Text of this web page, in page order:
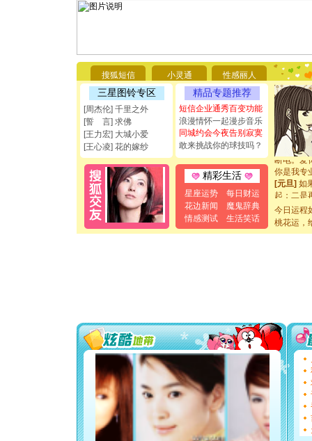
搜狐短信 小灵通 性感丽人
三星图铃专区
[周杰伦] 千里之外
[誓 言] 求佛
[王力宏] 大城小爱
[王心凌] 花的嫁纱
精品专题推荐
短信企业通秀百变功能
浪漫情怀一起漫步音乐
同城约会今夜告别寂寞
敢来挑战你的球技吗？
精彩生活
星座运势
每日财运
花边新闻
魔鬼辞典
情感测试
生活笑话
你太多，
要平安
[圣诞节]
能正大光
都要快乐
[圣诞节]
如意,快
[元旦]看
断电。爱
你是我专
[元旦]如
起；二是
[元旦]当
泣，这痛
你太多，
要平安
[圣诞节]
能正大
都要快乐
[圣诞节]
如意,快
[元旦]
看
断电。
你是我
今日运程
桃花运，